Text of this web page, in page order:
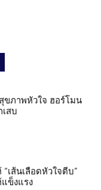
ขภาพหัวใจ ฮอร์โมน
สบ
เส้นเลือดหัวใจตีบ”
ข็งแรง